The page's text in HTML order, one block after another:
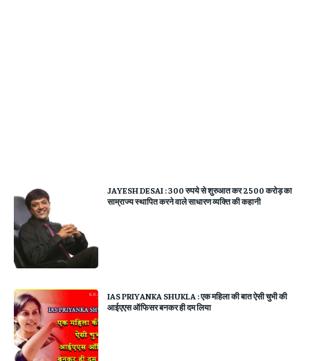
JAYESH DESAI : 300 रुपये से शुरुआत कर 2500 करोड़ का
साम्राज्य स्थापित करने वाले साधारण व्यक्ति की कहानी
IAS PRIYANKA SHUKLA : एक महिला की बात ऐसी चुभी की
आईएएस ऑफिसर बनकर ही दम लिया